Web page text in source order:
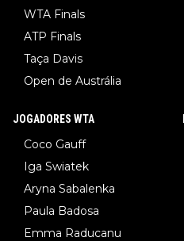
WTA Finals
ATP Finals
Taça Davis
Open de Austrália
JOGADORES WTA
Coco Gauff
Iga Swiatek
Aryna Sabalenka
Paula Badosa
Emma Raducanu